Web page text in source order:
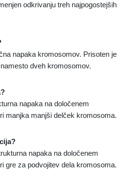
odkrivanju treh najpogostejših
napaka kromosomov. Prisoten je
dveh kromosomov.
napaka na določenem
manjka manjši delček kromosoma.
napaka na določenem
gre za podvojitev dela kromosoma.